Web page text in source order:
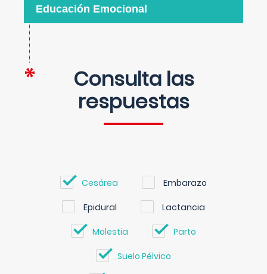
Educación Emocional
Consulta las
respuestas
Cesárea Embarazo
Epidural Lactancia
Molestia Parto
Suelo Pélvico